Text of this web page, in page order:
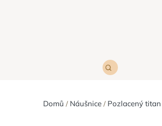
Domů Náušnice Pozlacený titan